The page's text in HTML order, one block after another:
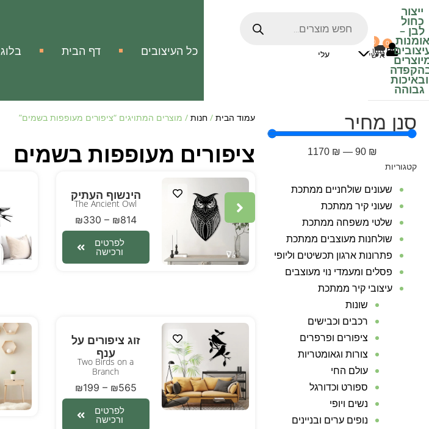
ייצור
כחול
לבן –
אומנות
ובאיכות
גבוהה
₪0
0
עלי
0
אזור
אישי כל העיצובים דף הבית בלוג
סנן מחיר
₪
90
—
₪
1170
קטגוריות
שעונים שולחניים ממתכת
שעוני קיר ממתכת
שלטי משפחה ממתכת
שולחנות מעוצבים ממתכת
פתרונות ארגון תכשיטים וליופי
פסלים ומעמדי נוי מעוצבים
עיצובי קיר ממתכת
שונות
רכבים וכבישים
ציפורים ופרפרים
צורות וגאומטריות
עולם החי
ספורט וכדורגל
נשים ויופי
נופים ערים ובניינים
עמוד הבית/ חנות/ מוצרים המתויגים “ציפורים מעופפות בשמים”
ציפורים מעופפות בשמים
הינשוף העתיק
The Ancient Owl
₪330 – ₪814
לפרטים
ורכישה
זוג ציפורים על
ענף
Two Birds on a
Branch
₪199 – ₪565
לפרטים
ורכישה